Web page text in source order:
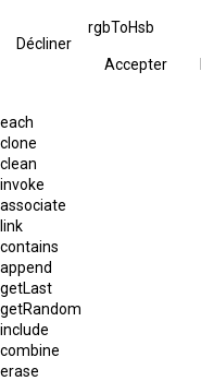
Décliner
rgbToHsb
Accepter
each
clone
clean
invoke
associate
link
contains
append
getLast
getRandom
include
combine
erase